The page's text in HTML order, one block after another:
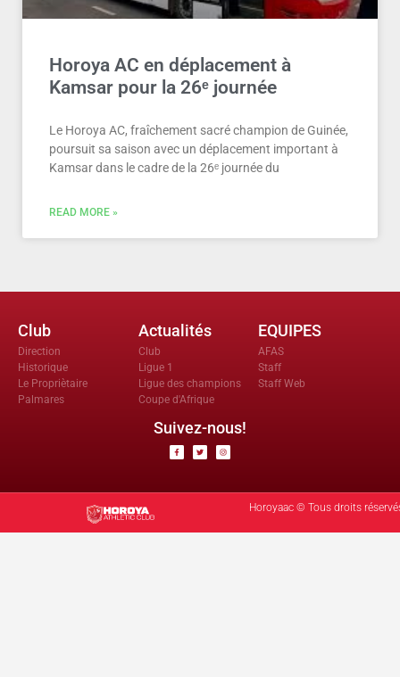
Horoya AC en déplacement à
Kamsar pour la 26ᵉ journée
Le Horoya AC, fraîchement sacré champion de Guinée,
poursuit sa saison avec un déplacement important à
Kamsar dans le cadre de la 26ᵉ journée du
READ MORE »
Club
Direction
Historique
Le Propriètaire
Palmares
Actualités
Club
Ligue 1
Ligue des champions
Coupe d'Afrique
EQUIPES
AFAS
Staff
Staff Web
Suivez-nous!
Horoyaac © Tous droits